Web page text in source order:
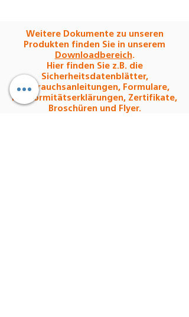
Weitere Dokumente zu unseren
Produkten finden Sie in unserem
Downloadbereich.
Hier finden Sie z.B. die
Sicherheitsdatenblätter,
Gebrauchsanleitungen, Formulare,
Konformitätserklärungen, Zertifikate,
Broschüren und Flyer.